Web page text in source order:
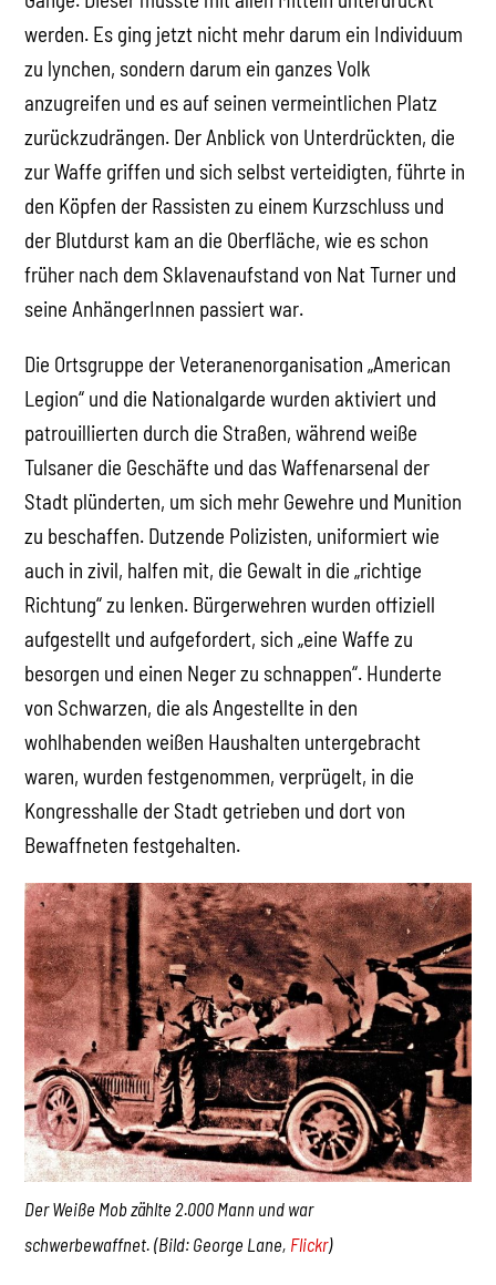
werden. Es ging jetzt nicht mehr darum ein Individuum
zu lynchen, sondern darum ein ganzes Volk
anzugreifen und es auf seinen vermeintlichen Platz
zurückzudrängen. Der Anblick von Unterdrückten, die
zur Waffe griffen und sich selbst verteidigten, führte in
den Köpfen der Rassisten zu einem Kurzschluss und
der Blutdurst kam an die Oberfläche, wie es schon
früher nach dem Sklavenaufstand von Nat Turner und
seine AnhängerInnen passiert war.
Die Ortsgruppe der Veteranenorganisation „American
Legion“ und die Nationalgarde wurden aktiviert und
patrouillierten durch die Straßen, während weiße
Tulsaner die Geschäfte und das Waffenarsenal der
Stadt plünderten, um sich mehr Gewehre und Munition
zu beschaffen. Dutzende Polizisten, uniformiert wie
auch in zivil, halfen mit, die Gewalt in die „richtige
Richtung“ zu lenken. Bürgerwehren wurden offiziell
aufgestellt und aufgefordert, sich „eine Waffe zu
besorgen und einen Neger zu schnappen“. Hunderte
von Schwarzen, die als Angestellte in den
wohlhabenden weißen Haushalten untergebracht
waren, wurden festgenommen, verprügelt, in die
Kongresshalle der Stadt getrieben und dort von
Bewaffneten festgehalten.
Der Weiße Mob zählte 2.000 Mann und war
schwerbewaffnet.(Bild: George Lane, Flickr)